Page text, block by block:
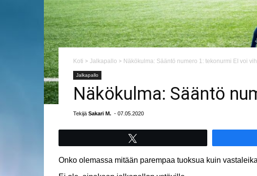
Koti > Jalkapallo > Näkökulma: Sääntö numero 1: tekonurmi EI voi
Jalkapallo
Näkökulma: Sääntö
Tekijä Sakari M. - 07.05.2020
Onko olemassa mitään parempaa tuoksua kuin